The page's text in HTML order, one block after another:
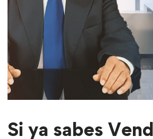
Si ya sabes